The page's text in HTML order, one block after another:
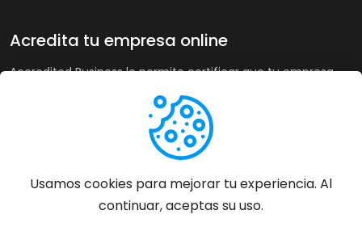
Acredita tu empresa online
Accredited Business le permite certificar que tu empresa
calidad. A su vez, en tiendas online puede recoger la opinión
de sus clientes de forma imparcial y acreditar su buen
servicio a los clientes de forma automática incrementando
Más información
Usamos cookies para mejorar tu experiencia. Al
continuar, aceptas su uso.